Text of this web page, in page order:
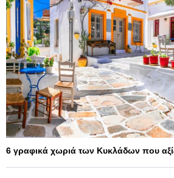
6 γραφικά χωριά των Κυκλάδων που